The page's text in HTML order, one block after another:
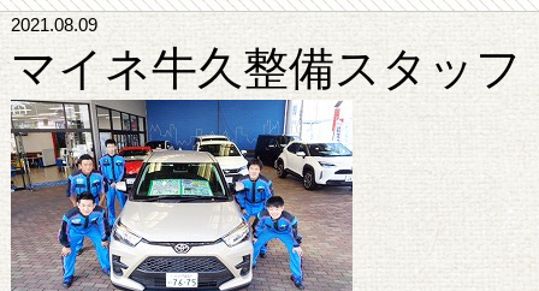
2021.08.09
マイネ牛久整備スタッフ